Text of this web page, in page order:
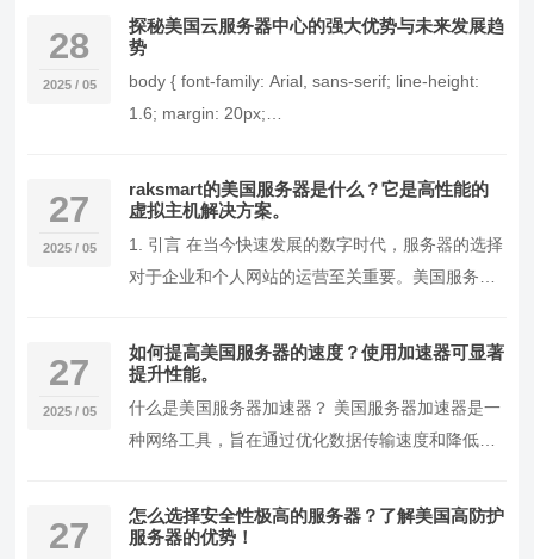
28
2025 / 05
探秘美国云服务器中心的强大优势与未来发展趋
势
body { font-family: Arial, sans-serif; line-height:
1.6; margin: 20px;…
27
2025 / 05
raksmart的美国服务器是什么？它是高性能的
虚拟主机解决方案。
1. 引言 在当今快速发展的数字时代，服务器的选择
对于企业和个人网站的运营至关重要。美国服务器
提…
27
2025 / 05
如何提高美国服务器的速度？使用加速器可显著
提升性能。
什么是美国服务器加速器？ 美国服务器加速器是一
种网络工具，旨在通过优化数据传输速度和降低延
适用于…
27
怎么选择安全性极高的服务器？了解美国高防护
服务器的优势！